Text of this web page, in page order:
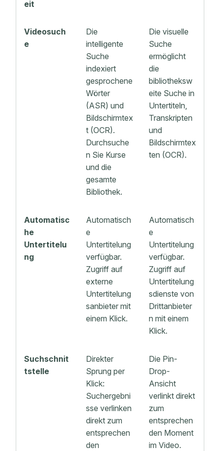
eit
Videosuch
e
Die
intelligente
Suche
indexiert
gesprochene
Wörter
(ASR) und
Bildschirmtex
t (OCR).
Durchsuche
n Sie Kurse
und die
gesamte
Bibliothek.
Die visuelle
Suche
ermöglicht
die
bibliotheksw
eite Suche in
Untertiteln,
Transkripten
und
Bildschirmtex
ten (OCR).
Automatisc
he
Untertitelu
ng
Automatisch
e
Untertitelung
verfügbar.
Zugriff auf
externe
Untertitelung
sanbieter mit
einem Klick.
Automatisch
e
Untertitelung
verfügbar.
Zugriff auf
Untertitelung
sdienste von
Drittanbieter
n mit einem
Klick.
Suchschnit
tstelle
Direkter
Sprung per
Klick:
Suchergebni
sse verlinken
direkt zum
entsprechen
den
Die Pin-
Drop-
Ansicht
verlinkt direkt
zum
entsprechen
den Moment
im Video.